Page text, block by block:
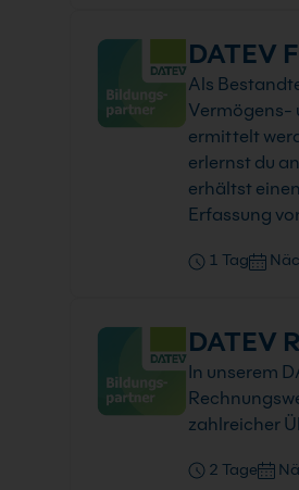
DATEV
Als
Vermögens-
ermittelt
erlernst du
erhältst
Erfassung
1 Tag
DATEV
In unserem
zahlreicher
2 Tage